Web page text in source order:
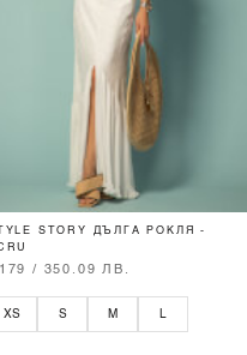
STORY ДЪЛГА РОКЛЯ -
/ 350.09 ЛВ.
XS S M L